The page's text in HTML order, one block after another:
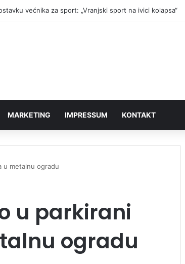
davalaca krvi PU Vranje organizuje akciju na Besnoj kobili
MARKETING IMPRESSUM KONTAKT
u metalnu ogradu
u parkirani
ogradu